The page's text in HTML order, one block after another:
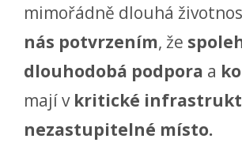
mimořádně dlouhá
nás potvrzením, že
dlouhodobá podpora a
mají v kritické
nezastupitelné místo.